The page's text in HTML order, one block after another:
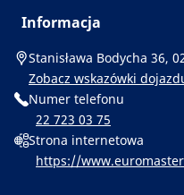
Informacja
Stanisława Bodycha 36,
Zobacz wskazówki
Numer telefonu
22 723 03 75
Strona internetowa
https://